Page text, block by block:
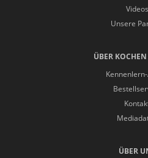
Videos
Unsere
ÜBER
ÜBER